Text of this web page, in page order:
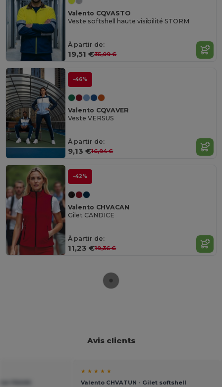
Valento CQVASTO
Veste softshell haute visibilité STORM
À partir de:
19,51 €35,09 €
-46%
Valento CQVAVER
Veste VERSUS
À partir de:
9,13 €16,94 €
-42%
Valento CHVACAN
Gilet CANDICE
À partir de:
11,23 €19,36 €
Avis clients
★ ★ ★ ★ ★
Valento CHVATUN - Gilet softshell